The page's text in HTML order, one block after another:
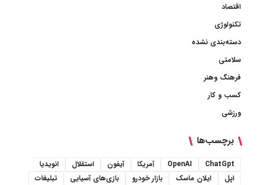
اقتصاد
تکنولوژی
دسته‌بندی نشده
سلامتی
فرهنگ وهنر
کسب و کار
ورزشی
برچسب‌ها
ChatGpt
OpenAI آمریکا آیفون استقلال
انویدیا
اپل
ایلان ماسک بازار خودرو بازی‌های آسیایی
تبلیغات